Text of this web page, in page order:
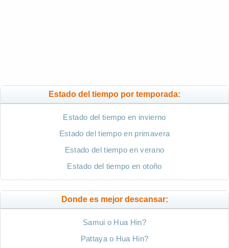
Estado del tiempo por temporada:
Estado del tiempo en invierno
Estado del tiempo en primavera
Estado del tiempo en verano
Estado del tiempo en otoño
Donde es mejor descansar:
Samui o Hua Hin?
Pattaya o Hua Hin?